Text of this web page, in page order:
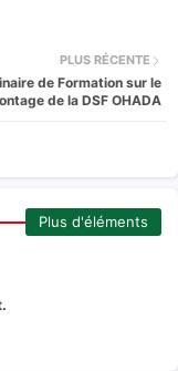
PLUS RÉCENTE
de Formation sur le
de la DSF OHADA
Plus d'éléments